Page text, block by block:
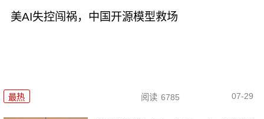
美AI失控闯祸，中国开源模型救场
最热 阅读 6785 07-29